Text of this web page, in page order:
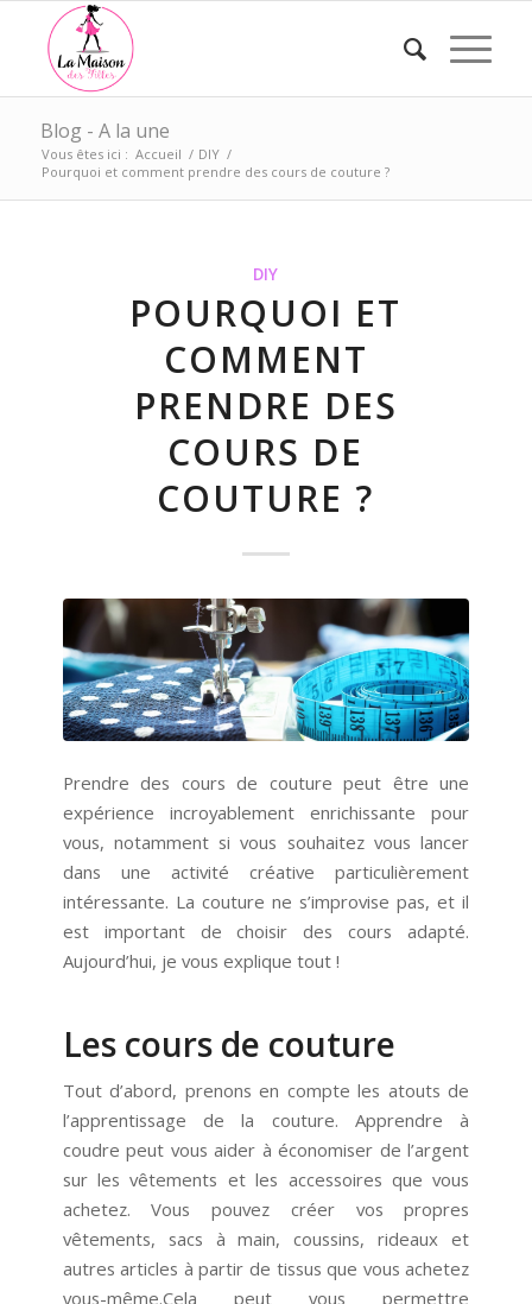
Blog - A la une
Vous êtes ici : Accueil / DIY /
Pourquoi et comment prendre des cours de couture ?
DIY
POURQUOI ET
COMMENT
PRENDRE DES
COURS DE
COUTURE ?
Prendre des cours de couture peut être une
expérience incroyablement enrichissante pour
vous, notamment si vous souhaitez vous lancer
dans une activité créative particulièrement
intéressante. La couture ne s’improvise pas, et il
est important de choisir des cours adapté.
Aujourd’hui, je vous explique tout !
Les cours de couture
Tout d’abord, prenons en compte les atouts de
l’apprentissage de la couture. Apprendre à
coudre peut vous aider à économiser de l’argent
sur les vêtements et les accessoires que vous
achetez. Vous pouvez créer vos propres
vêtements, sacs à main, coussins, rideaux et
autres articles à partir de tissus que vous achetez
vous-même.Cela peut vous permettre